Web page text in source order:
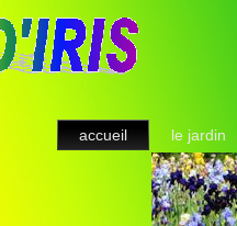
accueil le jardin